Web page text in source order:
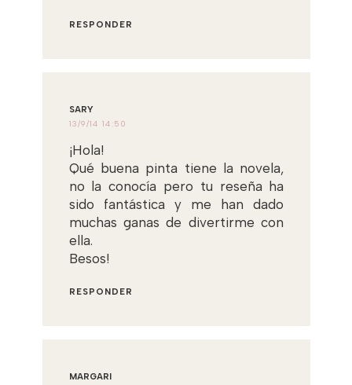
RESPONDER
SARY
13/9/14 14:50
¡Hola!
Qué buena pinta tiene la novela,
no la conocía pero tu reseña ha
sido fantástica y me han dado
muchas ganas de divertirme con
ella.
Besos!
RESPONDER
MARGARI